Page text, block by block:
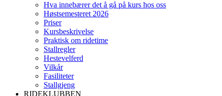
Hva innebærer det å gå på kurs hos oss
Høstsemesteret 2026
Priser
Kursbeskrivelse
Praktisk om ridetime
Stallregler
Hestevelferd
Vilkår
Fasiliteter
Stallgjeng
RIDEKLUBBEN